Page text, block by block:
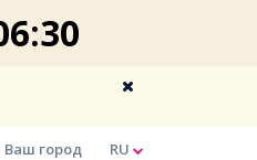
RU
Ваш город